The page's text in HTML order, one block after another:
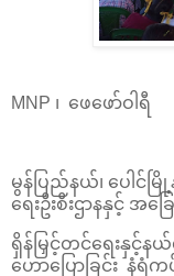
MNP ၊ ဖေဖော်ဝါ
မွန်ပြည်နယ်၊ ပေါင်
ရေးဦးစီးဌာနနှင့် အခ
ရှိန်မြှင့်တင်ရေးနှ
ဟောပြောခြင်း နံရံ